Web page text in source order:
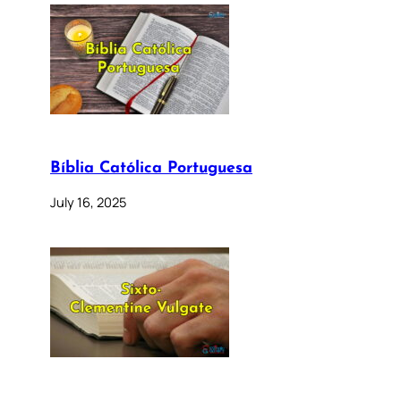
Bíblia Católica Portuguesa
July 16, 2025